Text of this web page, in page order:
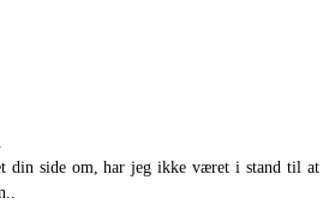
din side om, har jeg ikke været i stand til at